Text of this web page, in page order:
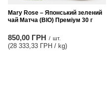
Mary Rose – Японський зелений
чай Матча (BIO) Преміум 30 г
850,00 ГРН / шт.
(28 333,33 ГРН / kg)